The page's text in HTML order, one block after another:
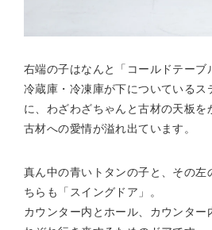
右端の子はなんと「コールドテーブ
冷蔵庫・冷凍庫が下についているス
に、わざわざちゃんと古材の天板を
古材への愛情が溢れ出ています。
真ん中の青いトタンの子と、その左
ちらも「スイングドア」。
カウンター内とホール、カウンター